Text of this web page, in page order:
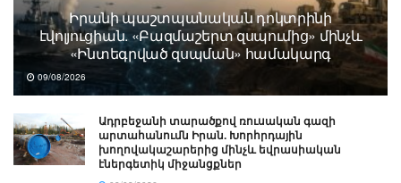
Իրանի պաշտպանական դոկտրինի
էվոլյուցիան. «Բազմաշերտ զսպումից» մինչև
«Ինտեգրված զսպման» համակարգ
09/08/2026
Ադրբեջանի տարածքով ռուսական գազի
արտահանումն Իրան. Խորհրդային
խողովակաշարերից մինչև եվրասիական
էներգետիկ միջանցքներ